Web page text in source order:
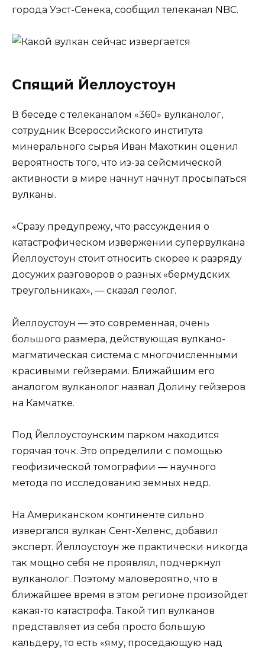
города Уэст-Сенека, сообщил телеканал NBC.
Спящий Йеллоустоун
В беседе с телеканалом «360» вулканолог,
сотрудник Всероссийского института
минерального сырья Иван Махоткин оценил
вероятность того, что из-за сейсмической
активности в мире начнут начнут просыпаться
вулканы.
«Сразу предупрежу, что рассуждения о
катастрофическом извержении супервулкана
Йеллоустоун стоит относить скорее к разряду
досужих разговоров о разных «бермудских
треугольниках», — сказал геолог.
Йеллоустоун — это современная, очень
большого размера, действующая вулкано-
магматическая система с многочисленными
красивыми гейзерами. Ближайшим его
аналогом вулканолог назвал Долину гейзеров
на Камчатке.
Под Йеллоустоунским парком находится
горячая точк. Это определили с помощью
геофизической томографии — научного
метода по исследованию земных недр.
На Американском континенте сильно
извергался вулкан Сент-Хеленс, добавил
эксперт. Йеллоустоун же практически никогда
так мощно себя не проявлял, подчеркнул
вулканолог. Поэтому маловероятно, что в
ближайшее время в этом регионе произойдет
какая-то катастрофа. Такой тип вулканов
представляет из себя просто большую
кальдеру, то есть «яму, проседающую над